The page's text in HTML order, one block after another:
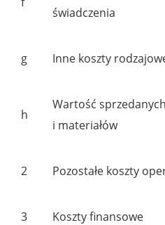
świadczenia
g Inne koszty
h
Wartość
i materiałów
2 Pozostałe koszty
3 Koszty finansowe